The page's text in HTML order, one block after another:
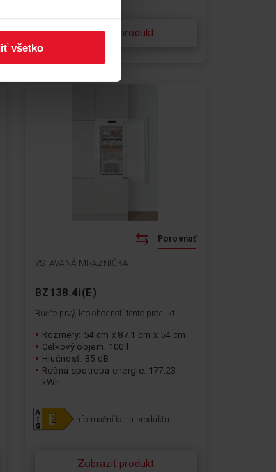
všetko
Zobraziť produkt
VSTAVANÁ MRAZNIČKA
BZ138.4i(E)
Zobraziť produkt
Buďte prvý, kto ohodnotí tento produkt
Rozmery: 54 cm x 87.1 cm x 54 cm
Celkový objem: 100 l
Hlučnosť: 35 dB
Ročná spotreba energie: 177.23
kWh
Informační karta produktu
Porovnať